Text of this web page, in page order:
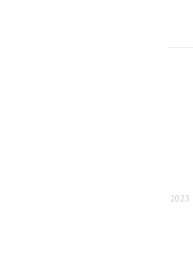
2023